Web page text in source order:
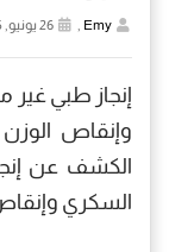
Emy
,
إنجاز طبي
وإنقاص
الكشف عن
السكري